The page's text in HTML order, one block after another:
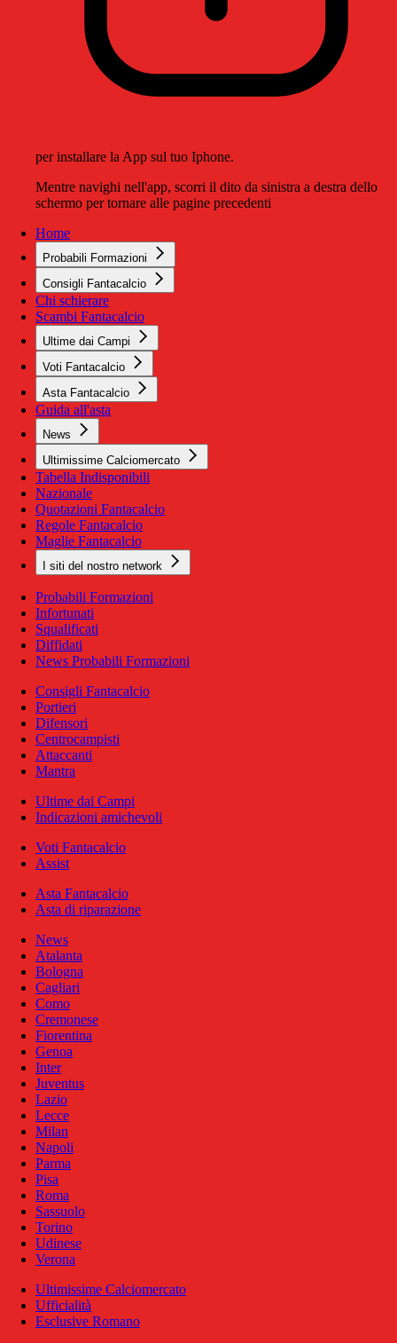
per installare la App sul tuo Iphone.
Mentre navighi nell'app, scorri il dito da sinistra a destra dello
schermo per tornare alle pagine precedenti
Home
Probabili Formazioni
Consigli Fantacalcio
Chi schierare
Scambi Fantacalcio
Ultime dai Campi
Voti Fantacalcio
Asta Fantacalcio
Guida all'asta
News
Ultimissime Calciomercato
Tabella Indisponibili
Nazionale
Quotazioni Fantacalcio
Regole Fantacalcio
Maglie Fantacalcio
I siti del nostro network
Probabili Formazioni
Infortunati
Squalificati
Diffidati
News Probabili Formazioni
Consigli Fantacalcio
Portieri
Difensori
Centrocampisti
Attaccanti
Mantra
Ultime dai Campi
Indicazioni amichevoli
Voti Fantacalcio
Assist
Asta Fantacalcio
Asta di riparazione
News
Atalanta
Bologna
Cagliari
Como
Cremonese
Fiorentina
Genoa
Inter
Juventus
Lazio
Lecce
Milan
Napoli
Parma
Pisa
Roma
Sassuolo
Torino
Udinese
Verona
Ultimissime Calciomercato
Ufficialità
Esclusive Romano